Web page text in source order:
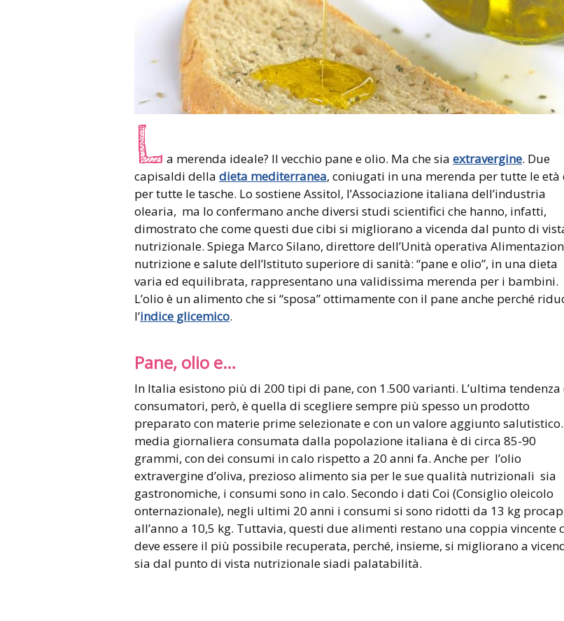
L a merenda ideale? Il vecchio pane e olio. Ma che sia extravergine. Due
capisaldi della dieta mediterranea, coniugati in una merenda per tutte le età
per tutte le tasche. Lo sostiene Assitol, l’Associazione italiana dell’industria
olearia, ma lo confermano anche diversi studi scientifici che hanno, infatti,
dimostrato che come questi due cibi si migliorano a vicenda dal punto di
nutrizionale. Spiega Marco Silano, direttore dell’Unità operativa
nutrizione e salute dell’Istituto superiore di sanità: “pane e olio”, in una dieta
varia ed equilibrata, rappresentano una validissima merenda per i bambini.
L’olio è un alimento che si “sposa” ottimamente con il pane anche perché
l’indice glicemico.
Pane, olio e…
In Italia esistono più di 200 tipi di pane, con 1.500 varianti. L’ultima tendenza
consumatori, però, è quella di scegliere sempre più spesso un prodotto
preparato con materie prime selezionate e con un valore aggiunto
media giornaliera consumata dalla popolazione italiana è di circa 85-90
grammi, con dei consumi in calo rispetto a 20 anni fa. Anche per l’olio
extravergine d’oliva, prezioso alimento sia per le sue qualità nutrizionali sia
gastronomiche, i consumi sono in calo. Secondo i dati Coi (Consiglio oleicolo
onternazionale), negli ultimi 20 anni i consumi si sono ridotti da 13 kg
all’anno a 10,5 kg. Tuttavia, questi due alimenti restano una coppia vincente
deve essere il più possibile recuperata, perché, insieme, si migliorano a
sia dal punto di vista nutrizionale siadi palatabilità.